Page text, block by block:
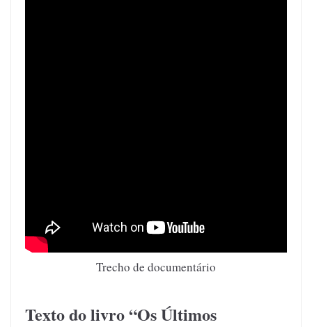
Trecho de documentário
Texto do livro “Os Últimos